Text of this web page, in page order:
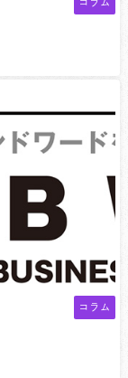
コラム
コラム